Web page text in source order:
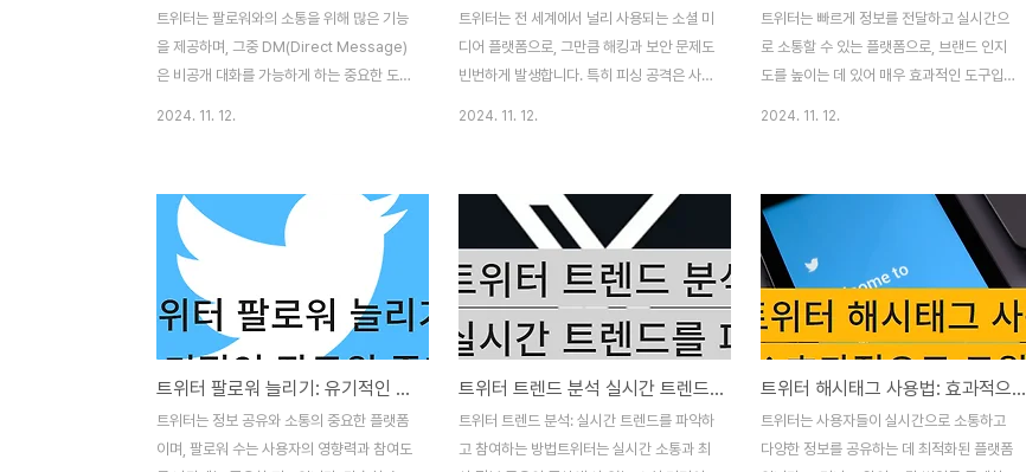
트위터는 팔로워와의 소통을 위해 많은 기능
을 제공하며, 그중 DM(Direct Message)
은 비공개 대화를 가능하게 하는 중요한 도구
또는 그룹으로 소통할 수 있도록 해주는 기능
입니다.DM 보내기: 상대방의 프로필에서 ‘메
시지’ 버튼을 클릭하거나, 트위터 앱의 DM
탭에서 ‘새 메시지’를 선택해 시작할 수 있습
니다.그룹 대화: 최대 50명까지 참여할 수 있
는 그룹 대화를 통해 공동 프로젝트나 이벤트
계획 시 유용하게 활용할 수 있습니다.미디어
첨부: 텍스트뿐만 아니라 이미지, 동영상,
GIF를 첨부할 수 있어 더욱 풍부한 ..
2024. 11. 12.
트위터는 전 세계에서 널리 사용되는 소셜 미
디어 플랫폼으로, 그만큼 해킹과 보안 문제도
빈번하게 발생합니다. 특히 피싱 공격은 사용
보겠습니다. 1. 트위터 계정 해킹과 피싱의 위
험성 트위터 계정 해킹은 개인뿐만 아니라 기
업이나 공공기관에 큰 피해를 줄 수 있습니
다. 해킹된 계정을 통해 악성 링크가 배포되
거나 잘못된 정보가 확산될 수 있으며, 이는
신뢰도 손상과 경제적 피해로 이어질 수 있습
니다.피싱은 해커들이 사용자에게 이메일, 다
이렉트 메시지(DM), 트윗 등을 통해 악성 링
크를 클릭하도록 유도하여 계정 정보나 비밀
2024. 11. 12.
트위터는 빠르게 정보를 전달하고 실시간으
로 소통할 수 있는 플랫폼으로, 브랜드 인지
도를 높이는 데 있어 매우 효과적인 도구입니
에서 브랜드 계정이 눈에 띄려면 계정 설정부
터 철저히 준비해야 합니다.프로필 사진: 브
랜드의 로고나 명확하게 인식 가능한 이미지
를 사용해 브랜드를 즉시 알아볼 수 있도록
하세요.바이오(Bio) 작성: 브랜드의 성격과
주요 메시지를 간단하면서도 강렬하게 소개
하는 문장을 작성하세요. 적절한 키워드를 포
함하면 검색에 도움이 됩니다.트위터 핀 트
윗: 중요한 소식이나 홍보 중인 이벤트를 가
2024. 11. 12.
트위터 팔로워 늘리기: 유기적인 팔로워 증가 전략
트위터는 정보 공유와 소통의 중요한 플랫폼
이며, 팔로워 수는 사용자의 영향력과 참여도
트위터 트렌드 분석 실시간 트렌드를 파악하고 참여하는 방법
트위터 트렌드 분석: 실시간 트렌드를 파악하
고 참여하는 방법트위터는 실시간 소통과 최
트위터 해시태그 사용법: 효과적으로 트윗을 홍보하는 방법
트위터는 사용자들이 실시간으로 소통하고
다양한 정보를 공유하는 데 최적화된 플랫폼